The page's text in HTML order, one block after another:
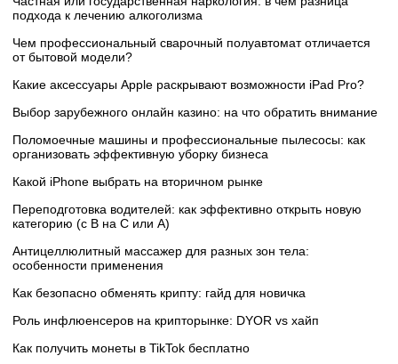
подхода к лечению алкоголизма
Чем профессиональный сварочный полуавтомат отличается
от бытовой модели?
Какие аксессуары Apple раскрывают возможности iPad Pro?
Выбор зарубежного онлайн казино: на что обратить внимание
Поломоечные машины и профессиональные пылесосы: как
организовать эффективную уборку бизнеса
Какой iPhone выбрать на вторичном рынке
Переподготовка водителей: как эффективно открыть новую
категорию (с B на C или А)
Антицеллюлитный массажер для разных зон тела:
особенности применения
Как безопасно обменять крипту: гайд для новичка
Роль инфлюенсеров на крипторынке: DYOR vs хайп
Как получить монеты в TikTok бесплатно